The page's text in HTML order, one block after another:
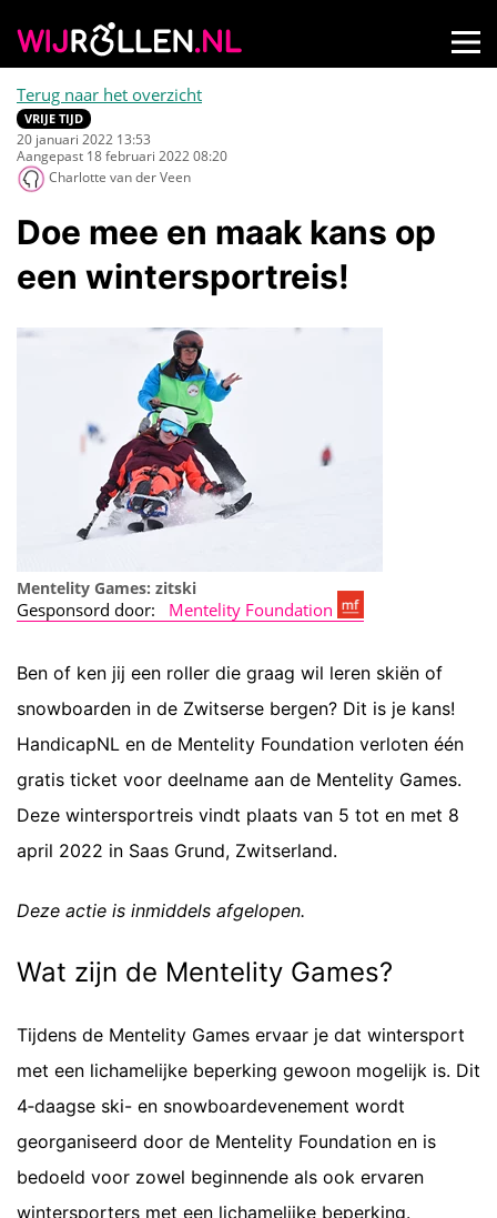
Terug naar het overzicht
VRIJE TIJD
20 januari 2022 13:53
Aangepast 18 februari 2022 08:20
Charlotte van der Veen
Doe mee en maak kans op
een wintersportreis!
Mentelity Games: zitski
Gesponsord door: Mentelity Foundation
Ben of ken jij een roller die graag wil leren skiën of
snowboarden in de Zwitserse bergen? Dit is je kans!
HandicapNL en de Mentelity Foundation verloten één
gratis ticket voor deelname aan de Mentelity Games.
Deze wintersportreis vindt plaats van 5 tot en met 8
april 2022 in Saas Grund, Zwitserland.
Deze actie is inmiddels afgelopen.
Wat zijn de Mentelity Games?
Tijdens de Mentelity Games ervaar je dat wintersport
met een lichamelijke beperking gewoon mogelijk is. Dit
4‑daagse ski- en snowboardevenement wordt
georganiseerd door de Mentelity Foundation en is
bedoeld voor zowel beginnende als ook ervaren
wintersporters met een lichamelijke beperking.